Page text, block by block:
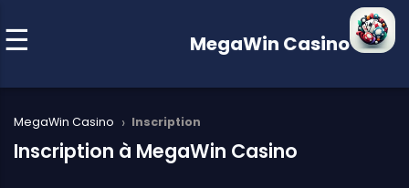
MegaWin Casino
MegaWin Casino › Inscription
Inscription à MegaWin Casino